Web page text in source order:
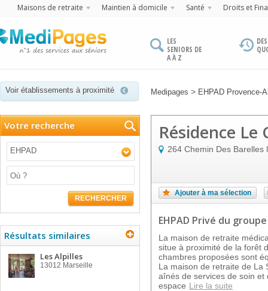
Maisons de retraite Maintien à domicile Santé Droits et
LES
SENIORS DE
A À Z
Voir établissements à proximité Medipages > EHPAD Provence-
Votre recherche
EHPAD
RECHERCHER
Résultats similaires
Les Alpilles
13012 Marseille
Résidence Le
264 Chemin Des Barelles
Ajouter à ma sélection
EHPAD Privé du groupe
La maison de retraite
situe à proximité de la forêt
chambres proposées sont
La maison de retraite de La
aînés de services de soin
espace Lire la suite